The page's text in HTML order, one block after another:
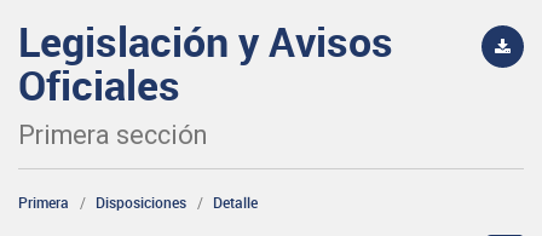
Legislación y Avisos
Oficiales
Primera sección
Primera Disposiciones Detalle